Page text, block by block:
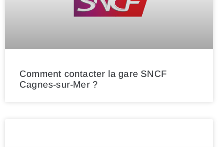
Comment contacter la gare SNCF
Cagnes-sur-Mer ?